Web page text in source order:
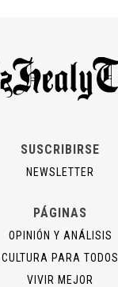
SUSCRIBIRSE
NEWSLETTER
PÁGINAS
OPINIÓN Y ANÁLISIS
CULTURA PARA TODOS
VIVIR MEJOR